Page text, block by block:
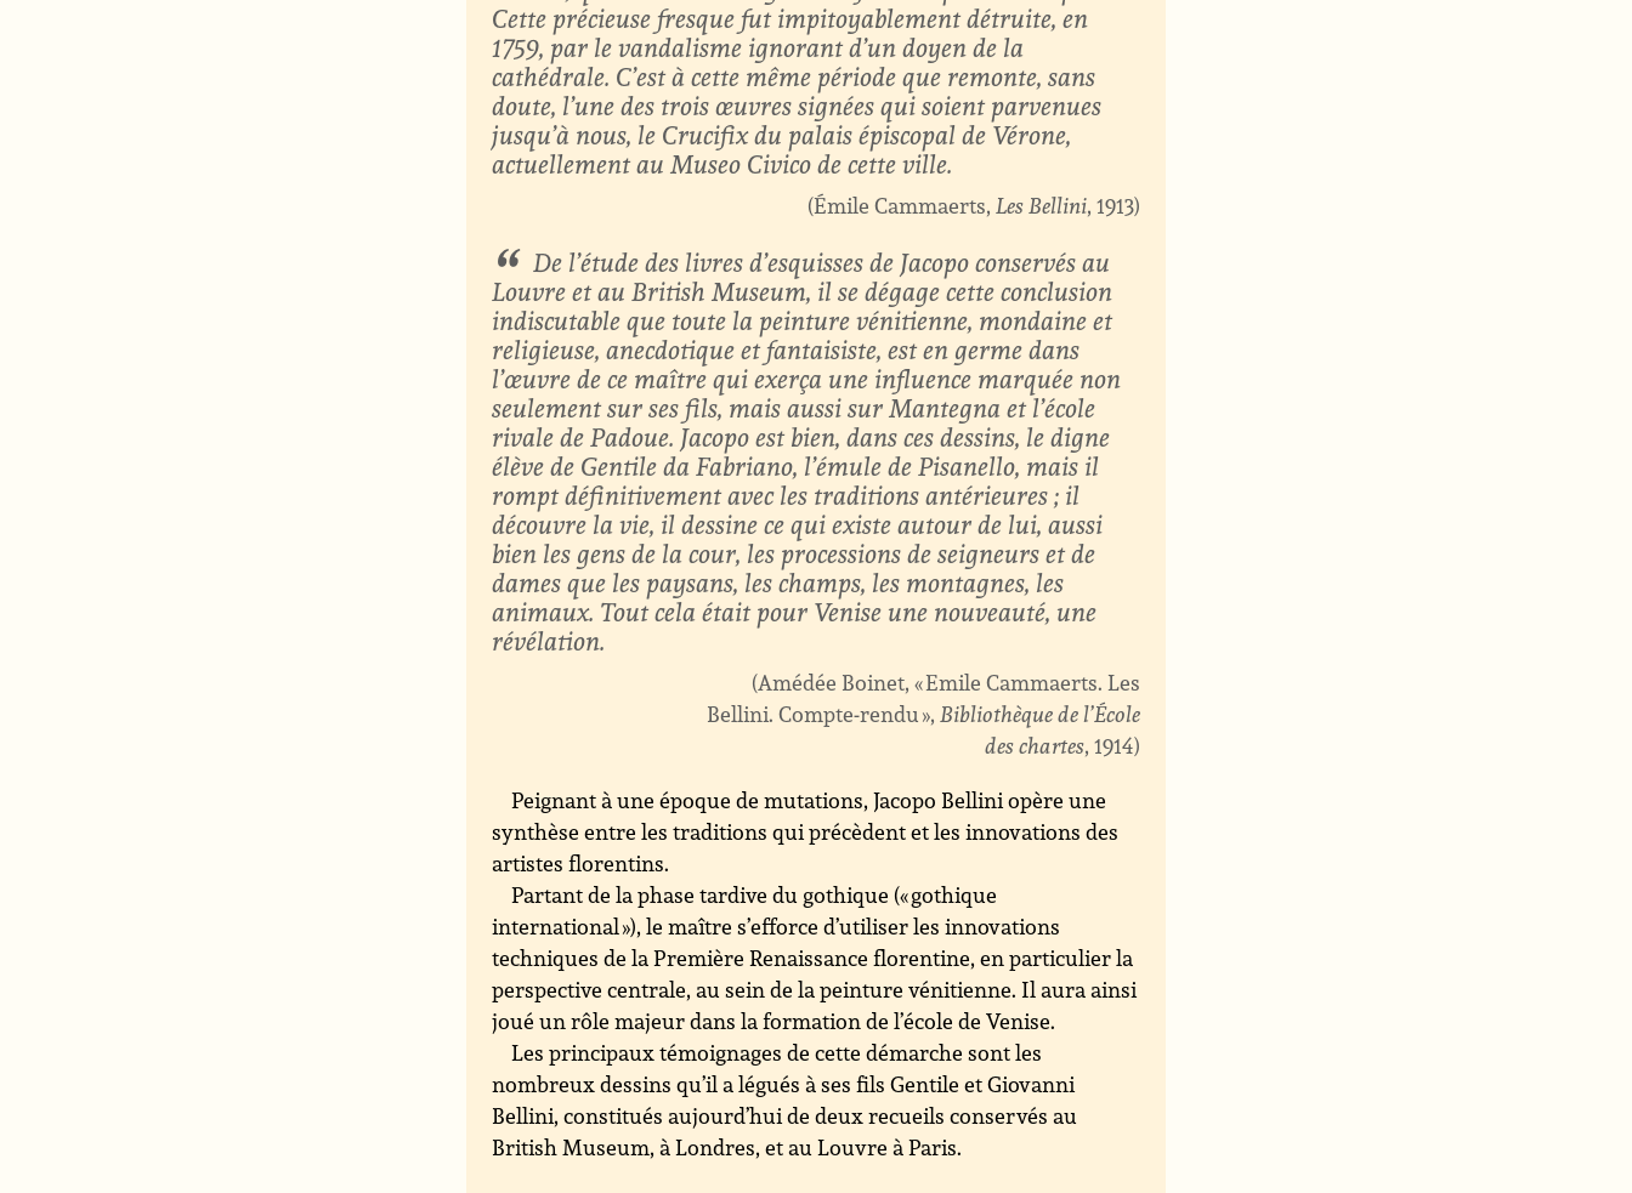
Cette précieuse fresque fut impitoyablement détruite, en
1759, par le vandalisme ignorant d’un doyen de la
cathédrale. C’est à cette même période que remonte, sans
doute, l’une des trois œuvres signées qui soient parvenues
jusqu’à nous, le Crucifix du palais épiscopal de Vérone,
actuellement au Museo Civico de cette ville.
Émile Cammaerts, Les Bellini, 1913
De l’étude des livres d’esquisses de Jacopo conservés au
Louvre et au British Museum, il se dégage cette conclusion
indiscutable que toute la peinture vénitienne, mondaine et
religieuse, anecdotique et fantaisiste, est en germe dans
l’œuvre de ce maître qui exerça une influence marquée non
seulement sur ses fils, mais aussi sur Mantegna et l’école
rivale de Padoue. Jacopo est bien, dans ces dessins, le digne
élève de Gentile da Fabriano, l’émule de Pisanello, mais il
rompt définitivement avec les traditions antérieures ; il
découvre la vie, il dessine ce qui existe autour de lui, aussi
bien les gens de la cour, les processions de seigneurs et de
dames que les paysans, les champs, les montagnes, les
animaux. Tout cela était pour Venise une nouveauté, une
révélation.
Amédée Boinet, « Emile Cammaerts. Les
Bellini. Compte-rendu », Bibliothèque de l’École
des chartes, 1914
Peignant à une époque de mutations, Jacopo Bellini opère une
synthèse entre les traditions qui précèdent et les innovations des
artistes florentins.
Partant de la phase tardive du gothique (« gothique
international »), le maître s’efforce d’utiliser les innovations
techniques de la Première Renaissance florentine, en particulier la
perspective centrale, au sein de la peinture vénitienne. Il aura ainsi
joué un rôle majeur dans la formation de l’école de Venise.
Les principaux témoignages de cette démarche sont les
nombreux dessins qu’il a légués à ses fils Gentile et Giovanni
Bellini, constitués aujourd’hui de deux recueils conservés au
British Museum, à Londres, et au Louvre à Paris.